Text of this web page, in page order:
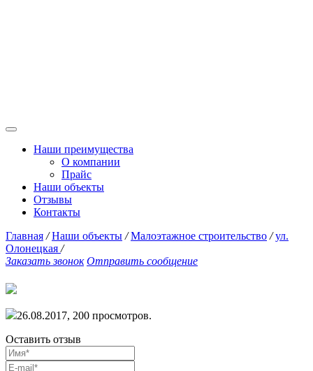
Наши преимущества
О компании
Прайс
Наши объекты
Отзывы
Контакты
Главная / Наши объекты / Малоэтажное строительство / ул.
Олонецкая/
Заказать звонок Отправить сообщение
26.08.2017, 200 просмотров.
Оставить отзыв